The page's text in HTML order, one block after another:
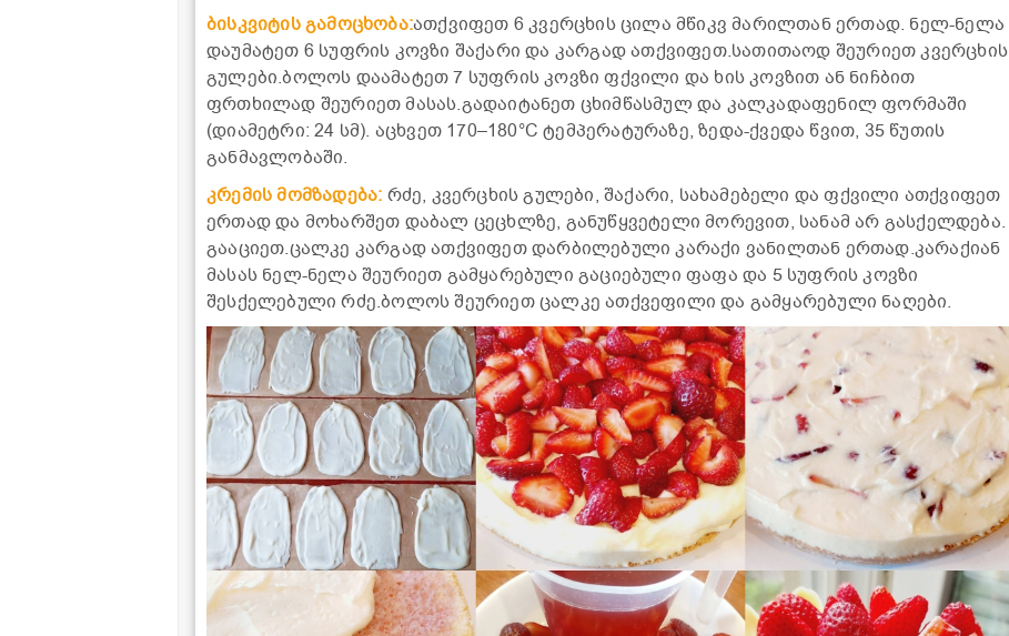
ბისკვიტის გამოცხობა:ათქვიფეთ 6 კვერცხის ცილა მწიკვ მარილთან ერთად. ნელ-ნელა
დაუმატეთ 6 სუფრის კოვზი შაქარი და კარგად ათქვიფეთ.სათითაოდ შეურიეთ კვერცხის
გულები.ბოლოს დაამატეთ 7 სუფრის კოვზი ფქვილი და ხის კოვზით ან ნიჩბით
ფრთხილად შეურიეთ მასას.გადაიტანეთ ცხიმწასმულ და კალკადაფენილ ფორმაში
(დიამეტრი: 24 სმ). აცხვეთ 170–180°C ტემპერატურაზე, ზედა-ქვედა წვით, 35 წუთის
განმავლობაში.
კრემის მომზადება: რძე, კვერცხის გულები, შაქარი, სახამებელი და ფქვილი ათქვიფეთ
ერთად და მოხარშეთ დაბალ ცეცხლზე, განუწყვეტელი მორევით, სანამ არ გასქელდება.
გააციეთ.ცალკე კარგად ათქვიფეთ დარბილებული კარაქი ვანილთან ერთად.კარაქიან
მასას ნელ-ნელა შეურიეთ გამყარებული გაციებული ფაფა და 5 სუფრის კოვზი
შესქელებული რძე.ბოლოს შეურიეთ ცალკე ათქვეფილი და გამყარებული ნაღები.